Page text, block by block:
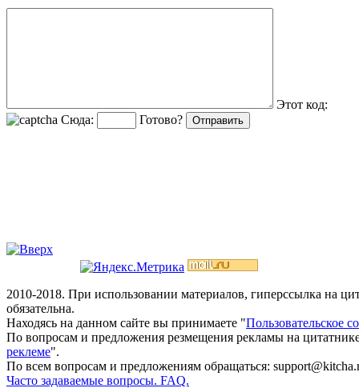
Этот код:
Сюда:
Готово?
2010-2018. При использовании материалов, гиперссылка на
обязательна.
Находясь на данном сайте вы принимаете "Пользовательское
По вопросам и предложения резмещения рекламы на
реклеме".
По всем вопросам и предложениям обращаться:
Часто задаваемые вопросы. FAQ.